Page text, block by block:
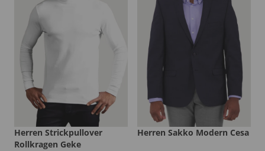
Herren Strickpullover
Rollkragen Geke
Herren Sakko Modern Cesa